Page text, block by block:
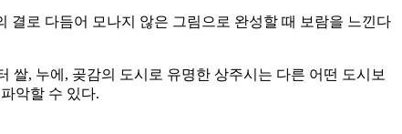
결로 다듬어 모나지 않은 그림으로 완성할 때 보람을 느낀다
쌀, 누에, 곶감의 도시로 유명한 상주시는 다른 어떤 도시보
악할 수 있다.